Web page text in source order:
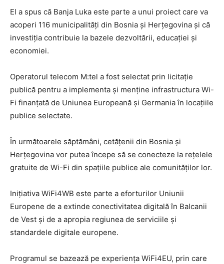
El a spus că Banja Luka este parte a unui proiect care va
acoperi 116 municipalități din Bosnia și Herțegovina și că
investiția contribuie la bazele dezvoltării, educației și
economiei.
Operatorul telecom M:tel a fost selectat prin licitație
publică pentru a implementa și menține infrastructura Wi-
Fi finanțată de Uniunea Europeană și Germania în locațiile
publice selectate.
În următoarele săptămâni, cetățenii din Bosnia și
Herțegovina vor putea începe să se conecteze la rețelele
gratuite de Wi-Fi din spațiile publice ale comunităților lor.
Inițiativa WiFi4WB este parte a eforturilor Uniunii
Europene de a extinde conectivitatea digitală în Balcanii
de Vest și de a apropia regiunea de serviciile și
standardele digitale europene.
Programul se bazează pe experiența WiFi4EU, prin care